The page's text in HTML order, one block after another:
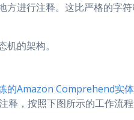
方进行注释。这比严格的字
的架构。
的Amazon Comprehend实
，按照下图所示的工作流程